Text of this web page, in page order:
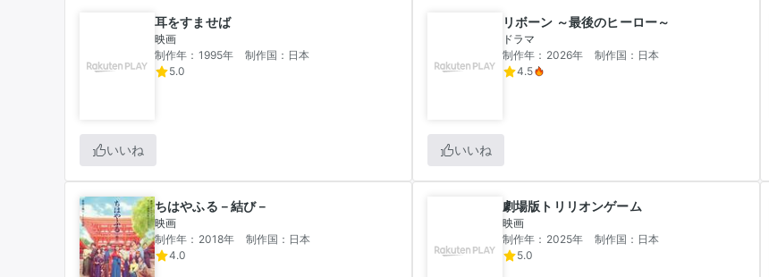
耳をすませば
映画
制作年：1995年
制作国：日本
5.0
いいね
リボーン ～最後のヒーロー～
ドラマ
制作年：2026年
制作国：日本
4.5
いいね
ちはやふる－結び－
映画
制作年：2018年
制作国：日本
4.0
劇場版トリリオンゲーム
映画
制作年：2025年
制作国：日本
5.0